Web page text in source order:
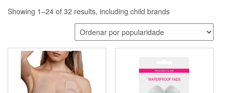
Showing 1–24 of 32 results, including child brands